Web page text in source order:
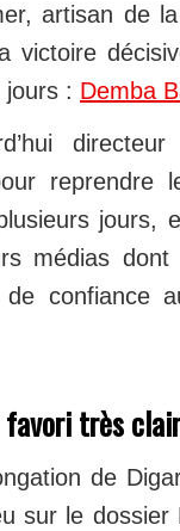
artisan de
victoire
jours : Demba
reprendre
jours,
médias dont
confiance
favori très clair
de
sur le